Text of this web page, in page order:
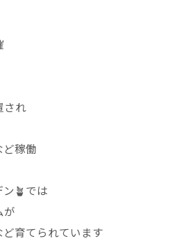
され
ど稼働
🪴では
が
育てられています